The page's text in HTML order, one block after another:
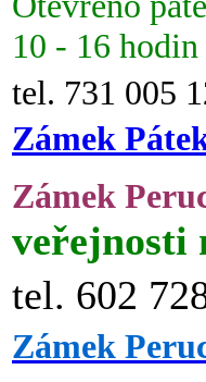
10 - 16 hodin
tel. 731 005
Zámek
Zámek
veřejnosti
tel. 602
Zámek